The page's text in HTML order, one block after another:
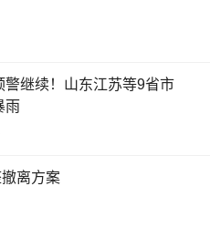
警继续！山东江苏等9省市
雨
离方案